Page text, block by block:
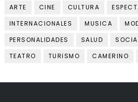
ARTE CINE CULTURA
INTERNACIONALES
MUSICA
PERSONALIDADES
SALUD
TEATRO
TURISMO CAMERINO